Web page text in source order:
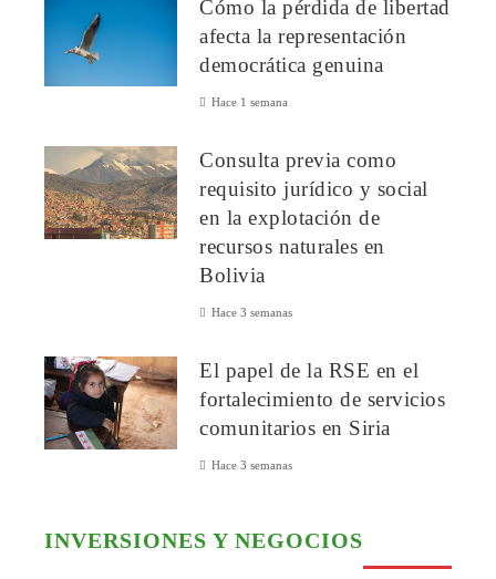
evidenciado que sus elecciones ...Cómo la pérdida de libertad
afecta la representación
democrática genuina
Hace 1 semana
Consulta previa como
requisito jurídico y social
en la explotación de
recursos naturales en
Bolivia
Hace 3 semanas
El papel de la RSE en el
fortalecimiento de servicios
comunitarios en Siria
Hace 3 semanas
INVERSIONES Y NEGOCIOS